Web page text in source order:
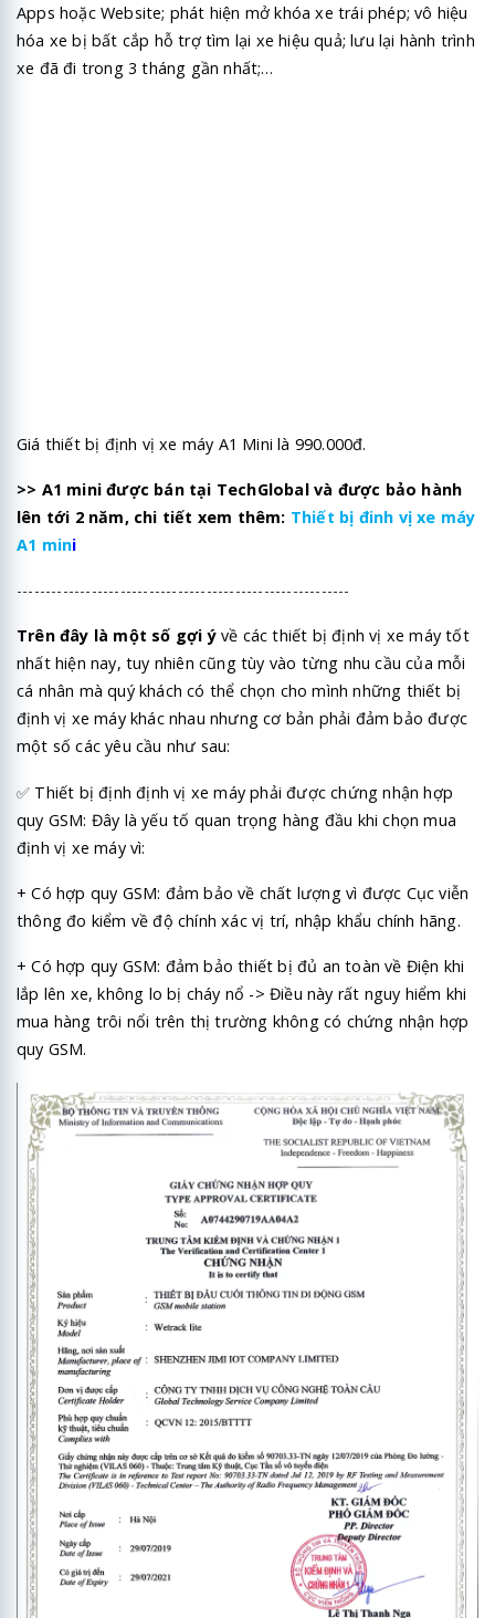
Apps hoặc Website; phát hiện mở khóa xe trái phép; vô hiệu
hóa xe bị bất cắp hỗ trợ tìm lại xe hiệu quả; lưu lại hành trình
xe đã đi trong 3 tháng gần nhất;…
Giá thiết bị định vị xe máy A1 Mini là 990.000đ.
>> A1 mini được bán tại TechGlobal và được bảo hành
lên tới 2 năm, chi tiết xem thêm: Thiết bị đinh vị xe máy
A1 mini
----------------------------------------------------------
Trên đây là một số gợi ý về các thiết bị định vị xe máy tốt
nhất hiện nay, tuy nhiên cũng tùy vào từng nhu cầu của mỗi
cá nhân mà quý khách có thể chọn cho mình những thiết bị
định vị xe máy khác nhau nhưng cơ bản phải đảm bảo được
một số các yêu cầu như sau:
✅ Thiết bị định định vị xe máy phải được chứng nhận hợp
quy GSM: Đây là yếu tố quan trọng hàng đầu khi chọn mua
định vị xe máy vì:
+ Có hợp quy GSM: đảm bảo về chất lượng vì được Cục viễn
thông đo kiểm về độ chính xác vị trí, nhập khẩu chính hãng.
+ Có hợp quy GSM: đảm bảo thiết bị đủ an toàn về Điện khi
lắp lên xe, không lo bị cháy nổ -> Điều này rất nguy hiểm khi
mua hàng trôi nổi trên thị trường không có chứng nhận hợp
quy GSM.